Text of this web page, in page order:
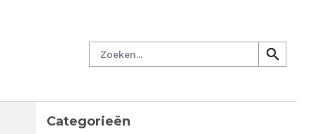
Zoeken
search
search
Categorieën